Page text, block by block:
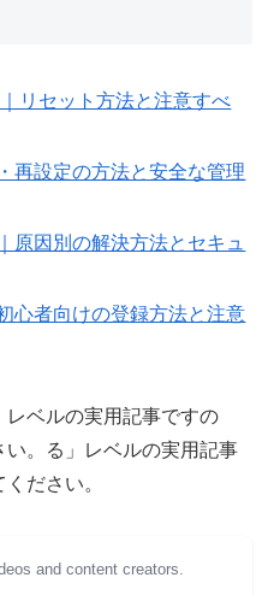
リセット方法と注意すべ
再設定の方法と安全な管理
原因別の解決方法とセキュ
心者向けの登録方法と注意
レベルの実用記事ですの
。
る」レベルの実用記事
ださい。
and content creators.